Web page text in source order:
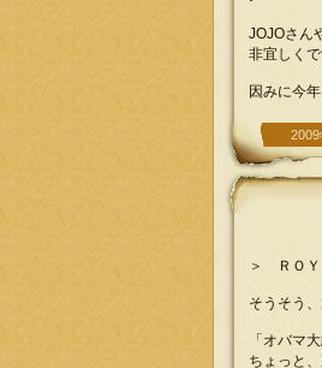
JOJOさん
非宜しくで
因みに今
＞ ＲＯ
そうそう
「オバマ
ちょっと